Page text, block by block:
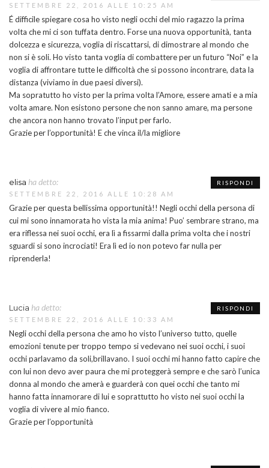
SETTEMBRE 22, 2016 ALLE 10:25 AM
É difficile spiegare cosa ho visto negli occhi del mio ragazzo la prima
volta che mi ci son tuffata dentro. Forse una nuova opportunità, tanta
dolcezza e sicurezza, voglia di riscattarsi, di dimostrare al mondo che
non si è soli. Ho visto tanta voglia di combattere per un futuro “Noi” e la
voglia di affrontare tutte le difficoltà che si possono incontrare, data la
distanza (viviamo in due paesi diversi).
Ma sopratutto ho visto per la prima volta l’Amore, essere amati e a mia
volta amare. Non esistono persone che non sanno amare, ma persone
che ancora non hanno trovato l’input per farlo.
Grazie per l’opportunità! E che vinca il/la migliore
elisa ha detto:
SETTEMBRE 22, 2016 ALLE 10:28 AM
Grazie per questa bellissima opportunità!! Negli occhi della persona di
cui mi sono innamorata ho vista la mia anima! Puo’ sembrare strano, ma
era riflessa nei suoi occhi, era lì a fissarmi dalla prima volta che i nostri
sguardi si sono incrociati! Era lì ed io non potevo far nulla per
riprenderla!
RISPONDI
Lucia ha detto:
SETTEMBRE 22, 2016 ALLE 10:33 AM
Negli occhi della persona che amo ho visto l’universo tutto, quelle
emozioni tenute per troppo tempo si vedevano nei suoi occhi, i suoi
occhi parlavamo da soli,brillavano. I suoi occhi mi hanno fatto capire che
con lui non devo aver paura che mi proteggerà sempre e che sarò l’unica
donna al mondo che amerà e guarderà con quei occhi che tanto mi
hanno fatta innamorare di lui e soprattutto ho visto nei suoi occhi la
voglia di vivere al mio fianco.
Grazie per l’opportunità
RISPONDI